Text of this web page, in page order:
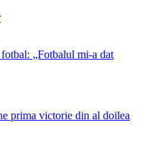
„Fotbalul mi-a dat
prima victorie din al doilea